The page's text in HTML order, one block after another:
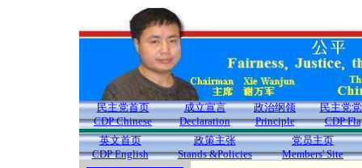
民主党首页
CDP Chinese
成立宣言
Declaration
政治纲领
Principle
民主党
CDP
英文首页
CDP English
政策主张
Stands &Policies
党员主页
Members' Site